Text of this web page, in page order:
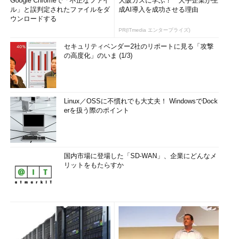
ル」と誤判定されたファイルをダ
ウンロードする
成AI導入を成功させる理由
PR(ITmedia エンタープライズ)
セキュリティベンダー2社のリポートに見る「攻撃
の高度化」のいま (1/3)
Linux／OSSに不慣れでも大丈夫！ WindowsでDock
erを扱う際のポイント
国内市場に登場した「SD-WAN」、企業にどんなメ
リットをもたらすか